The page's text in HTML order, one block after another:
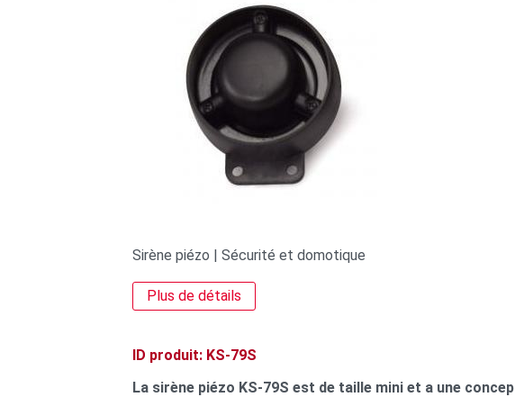
Sirène piézo | Sécurité et domotique
Plus de détails
ID produit: KS-79S
La sirène piézo KS-79S est de taille mini et a une